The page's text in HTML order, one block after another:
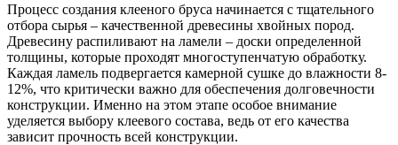
Процесс создания клееного бруса начинается с тщательного
отбора сырья – качественной древесины хвойных пород.
Древесину распиливают на ламели – доски определенной
толщины, которые проходят многоступенчатую обработку.
Каждая ламель подвергается камерной сушке до влажности 8-
12%, что критически важно для обеспечения долговечности
конструкции. Именно на этом этапе особое внимание
уделяется выбору клеевого состава, ведь от его качества
зависит прочность всей конструкции.